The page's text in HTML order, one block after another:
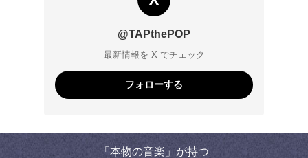
@TAPthePOP
最新情報を X でチェック
フォローする
「本物の音楽」が持つ